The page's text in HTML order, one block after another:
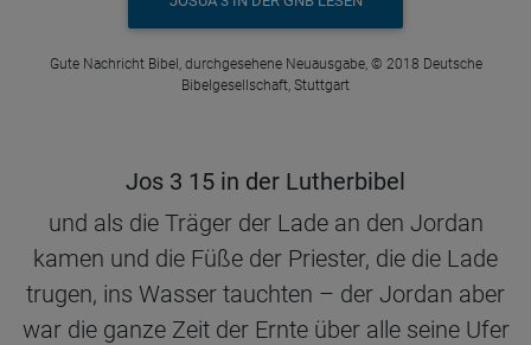
Gute Nachricht Bibel, durchgesehene Neuausgabe, © 2018 Deutsche
Bibelgesellschaft, Stuttgart
Jos 3 15 in der Lutherbibel
und als die Träger der Lade an den Jordan
kamen und die Füße der Priester, die die Lade
trugen, ins Wasser tauchten – der Jordan aber
war die ganze Zeit der Ernte über alle seine Ufer